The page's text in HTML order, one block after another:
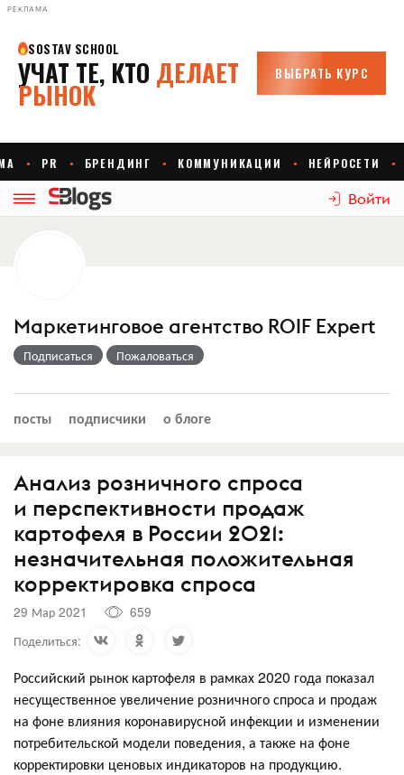
РЕКЛАМА
Войти
Маркетинговое агентство ROIF Expert
Подписаться Пожаловаться
посты подписчики о блоге
Анализ розничного спроса
и перспективности продаж
картофеля в России 2021:
незначительная положительная
корректировка спроса
29 Мар 2021
659
Поделиться:
Российский рынок картофеля в рамках 2020 года показал
несущественное увеличение розничного спроса и продаж
на фоне влияния коронавирусной инфекции и изменении
потребительской модели поведения, а также на фоне
корректировки ценовых индикаторов на продукцию.